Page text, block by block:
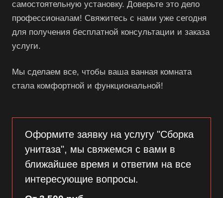
самостоятельную установку. Доверьте это дело
профессионалам! Свяжитесь с нами уже сегодня
для получения бесплатной консультации и заказа
услуги.
Мы сделаем все, чтобы ваша ванная комната
стала комфортной и функциональной!
Оформите заявку на услугу "Сборка
унитаза", мы свяжемся с вами в
ближайшее время и ответим на все
интересующие вопросы.